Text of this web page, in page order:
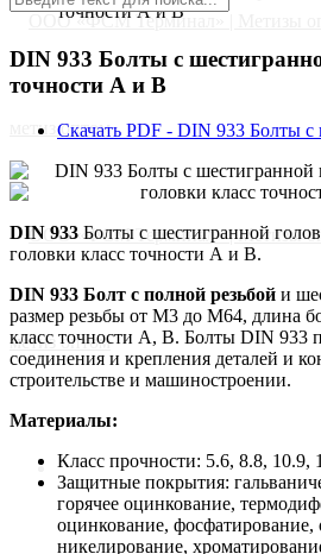
Главная
точности А и В
DIN 933 Болты с
точности А и В
Скачать PDF - DIN 933 Болты с
DIN 933 Болты с шестигранной
головки класс точности А и В.
DIN 933 Болт с полной резьбой и
размер резьбы от М3 до М64, длина
класс точности A, B. Болты DIN 933
соединения и крепления деталей и
строительстве и машиностроении.
Материалы:
Класс прочности: 5.6, 8.8, 10.9,
Защитные покрытия:
горячее оцинкование,
оцинкование, фосфатирование,
никелирование,